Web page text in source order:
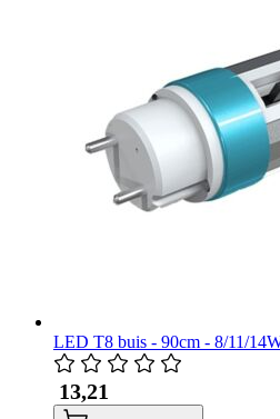
LED T8 buis - 90cm - 8/11/
​ 13,21